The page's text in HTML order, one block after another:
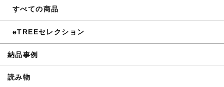
すべての商品
eTREEセレクション
納品事例
読み物